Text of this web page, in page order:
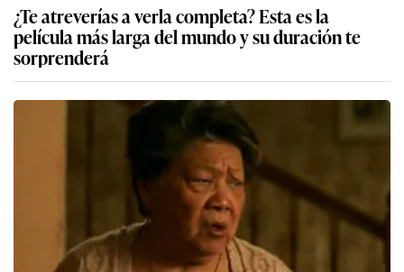
¿Te atreverías a verla completa? Esta es la
película más larga del mundo y su duración te
sorprenderá